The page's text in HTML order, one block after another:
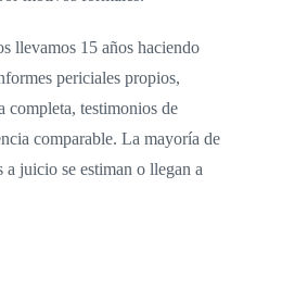
llevamos 15 años haciendo
periciales propios,
completa, testimonios de
comparable. La mayoría de
a juicio se estiman o llegan a